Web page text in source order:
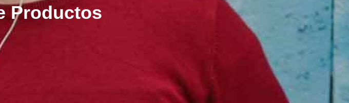
Productos